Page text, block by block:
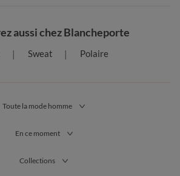
aussi chez Blancheporte
Sweat Polaire
Toute la mode homme
En ce moment
Collections